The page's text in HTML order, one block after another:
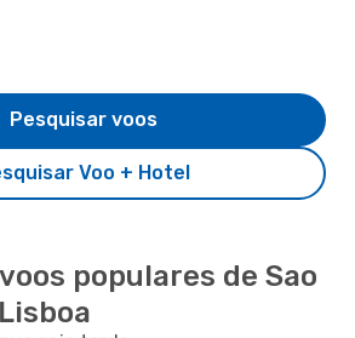
Voo + Hotel
Pesquisar voos
populares de Sao